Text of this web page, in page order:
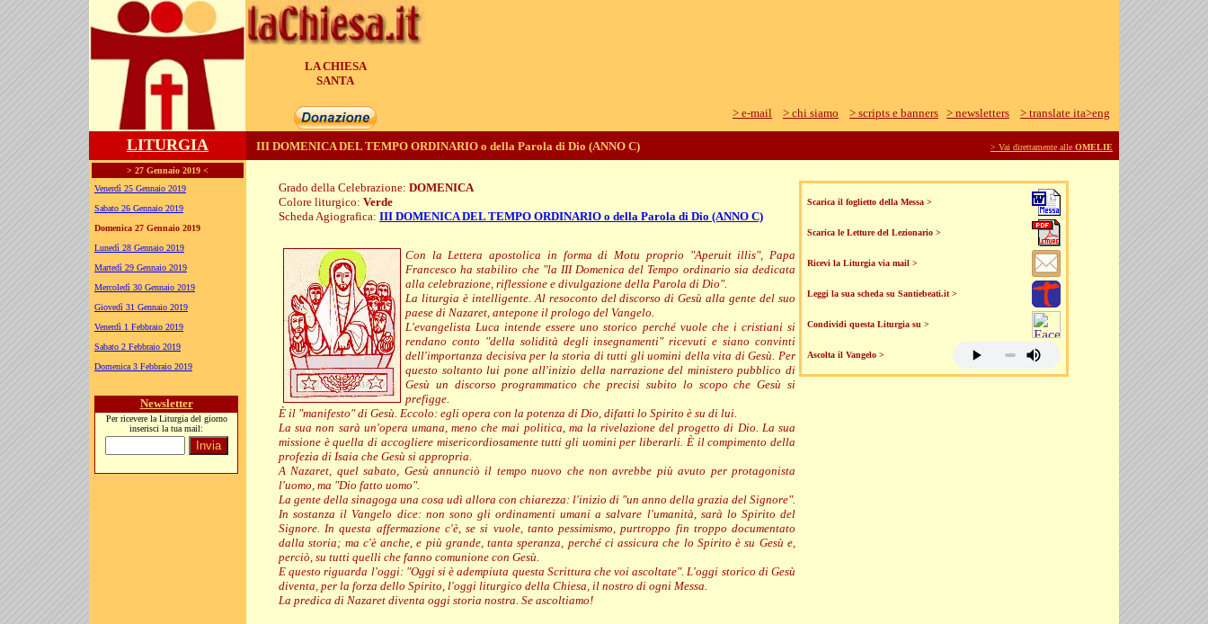
LA CHIESA
SANTA
> e-mail > chi siamo > scripts e banners > newsletters > translate ita>eng
LITURGIA
> 27 Gennaio 2019 <
Venerdì 25 Gennaio 2019
Sabato 26 Gennaio 2019
Domenica 27 Gennaio 2019
Lunedì 28 Gennaio 2019
Martedì 29 Gennaio 2019
Mercoledì 30 Gennaio 2019
Giovedì 31 Gennaio 2019
Venerdì 1 Febbraio 2019
Sabato 2 Febbraio 2019
Domenica 3 Febbraio 2019
Newsletter
Per ricevere la Liturgia del giorno
inserisci la tua mail:
III DOMENICA DEL TEMPO ORDINARIO o della Parola di Dio (ANNO C) > Vai direttamente alle OMELIE
Grado della Celebrazione: DOMENICA
Colore liturgico: Verde
Scheda Agiografica: III DOMENICA DEL TEMPO ORDINARIO o della Parola di Dio (ANNO C)
Con la Lettera apostolica in forma di Motu proprio "Aperuit illis", Papa
Francesco ha stabilito che "la III Domenica del Tempo ordinario sia dedicata
alla celebrazione, riflessione e divulgazione della Parola di Dio".
La liturgia è intelligente. Al resoconto del discorso di Gesù alla gente del suo
paese di Nazaret, antepone il prologo del Vangelo.
L'evangelista Luca intende essere uno storico perché vuole che i cristiani si
rendano conto "della solidità degli insegnamenti" ricevuti e siano convinti
dell'importanza decisiva per la storia di tutti gli uomini della vita di Gesù. Per
questo soltanto lui pone all'inizio della narrazione del ministero pubblico di
Gesù un discorso programmatico che precisi subito lo scopo che Gesù si
prefigge.
È il "manifesto" di Gesù. Eccolo: egli opera con la potenza di Dio, difatti lo Spirito è su di lui.
La sua non sarà un'opera umana, meno che mai politica, ma la rivelazione del progetto di Dio. La sua
missione è quella di accogliere misericordiosamente tutti gli uomini per liberarli. È il compimento della
profezia di Isaia che Gesù si appropria.
A Nazaret, quel sabato, Gesù annunciò il tempo nuovo che non avrebbe più avuto per protagonista
l'uomo, ma "Dio fatto uomo".
La gente della sinagoga una cosa udì allora con chiarezza: l'inizio di "un anno della grazia del Signore".
In sostanza il Vangelo dice: non sono gli ordinamenti umani a salvare l'umanità, sarà lo Spirito del
Signore. In questa affermazione c'è, se si vuole, tanto pessimismo, purtroppo fin troppo documentato
dalla storia; ma c'è anche, e più grande, tanta speranza, perché ci assicura che lo Spirito è su Gesù e,
perciò, su tutti quelli che fanno comunione con Gesù.
E questo riguarda l'oggi: "Oggi si è adempiuta questa Scrittura che voi ascoltate". L'oggi storico di Gesù
diventa, per la forza dello Spirito, l'oggi liturgico della Chiesa, il nostro di ogni Messa.
La predica di Nazaret diventa oggi storia nostra. Se ascoltiamo!
Scarica il foglietto della Messa >
Scarica le Letture del Lezionario >
Ricevi la Liturgia via mail >
Leggi la sua scheda su Santiebeati.it >
Condividi questa Liturgia su >
Ascolta il Vangelo >